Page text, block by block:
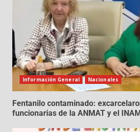
Información General Nacionales
Fentanilo contaminado:
funcionarias de la ANMAT y el